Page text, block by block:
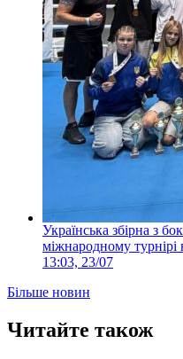
Українська збірна з
міжнародному турнірі
13:03, 23/07
Більше новин
Читайте також